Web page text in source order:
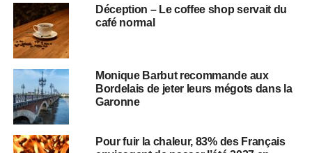
Déception – Le coffee shop servait du
café normal
Monique Barbut recommande aux
Bordelais de jeter leurs mégots dans la
Garonne
Pour fuir la chaleur, 83% des Français